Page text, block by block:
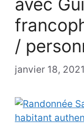
/
janvier 18, 2021